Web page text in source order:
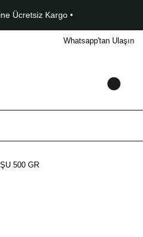
Ücretsiz Kargo •
Whatsapp'tan Ulaşın